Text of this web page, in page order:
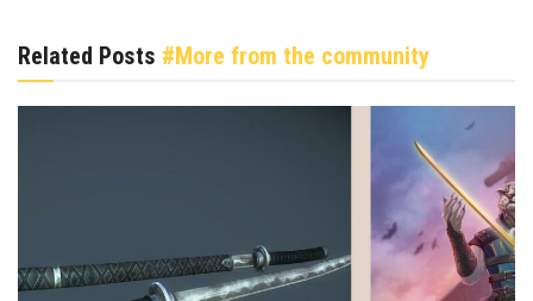
Related Posts #More from the community